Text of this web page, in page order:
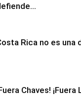
Rica no es una
Chaves! ¡Fuera